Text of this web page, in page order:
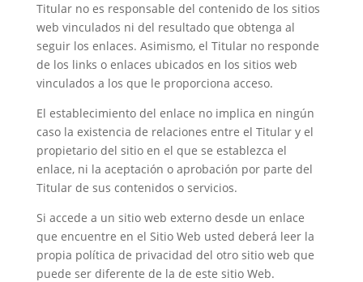
Titular no es responsable del contenido de los sitios
web vinculados ni del resultado que obtenga al
seguir los enlaces. Asimismo, el Titular no responde
de los links o enlaces ubicados en los sitios web
vinculados a los que le proporciona acceso.
El establecimiento del enlace no implica en ningún
caso la existencia de relaciones entre el Titular y el
propietario del sitio en el que se establezca el
enlace, ni la aceptación o aprobación por parte del
Titular de sus contenidos o servicios.
Si accede a un sitio web externo desde un enlace
que encuentre en el Sitio Web usted deberá leer la
propia política de privacidad del otro sitio web que
puede ser diferente de la de este sitio Web.